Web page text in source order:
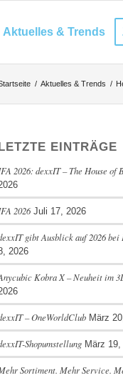
Aktuelles & Trends
/ Aktuelles & Trends /
EINTRÄGE
2026: dexxIT – The House of
2026 Juli 17, 2026
gibt Ausblick auf 2026 bei
2026
Kobra X – Neuheit im
– OneWorldClub März
Shopumstellung März
Sortiment. Mehr Service.